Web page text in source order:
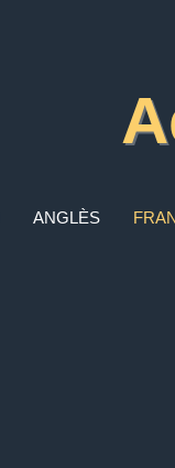
ANGLÈS